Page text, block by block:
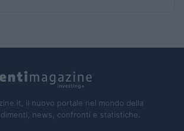
il nuovo portale nel mondo della
news, confronti e statistiche.